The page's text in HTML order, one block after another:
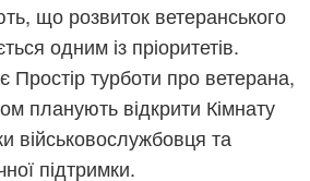
що розвиток ветеранського
одним із пріоритетів.
Простір турботи про ветерана,
планують відкрити Кімнату
військовослужбовця та
підтримки.